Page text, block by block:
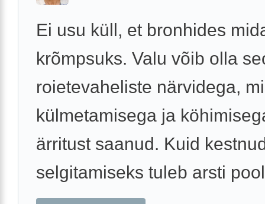
Ei usu küll, et bronhides
krõmpsuks. Valu võib olla
roietevaheliste närvidega,
külmetamisega ja
ärritust saanud. Kuid
selgitamiseks tuleb arsti